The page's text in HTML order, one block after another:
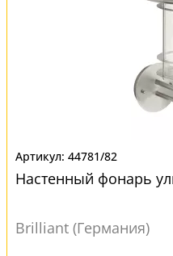
44781/82
Настенный фонарь
Brilliant (Германия)